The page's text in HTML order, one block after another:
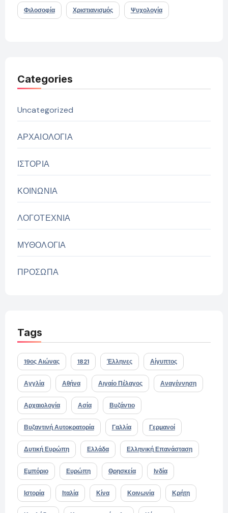
Φιλοσοφία Χριστιανισμός Ψυχολογία
Categories
Uncategorized
ΑΡΧΑΙΟΛΟΓΙΑ
ΙΣΤΟΡΙΑ
ΚΟΙΝΩΝΙΑ
ΛΟΓΟΤΕΧΝΙΑ
ΜΥΘΟΛΟΓΙΑ
ΠΡΟΣΩΠΑ
Tags
19ος Αιώνας 1821 Έλληνες Αίγυπτος
Αγγλία Αθήνα Αιγαίο Πέλαγος Αναγέννηση
Αρχαιολογία Ασία Βυζάντιο
Βυζαντινή Αυτοκρατορία Γαλλία Γερμανοί
Δυτική Ευρώπη Ελλάδα Ελληνική Επανάσταση
Εμπόριο Ευρώπη Θρησκεία Ινδία
Ιστορία Ιταλία Κίνα Κοινωνία Κρήτη